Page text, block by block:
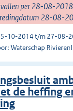
per 28-08-2018
28-08-
10-2014 t/m 27-08-
Waterschap
de heffing